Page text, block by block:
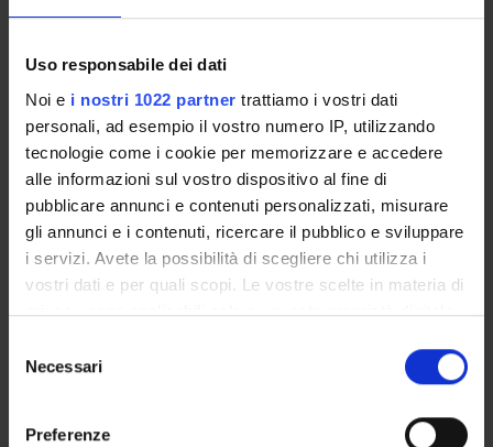
Uso responsabile dei dati
Noi e i nostri 1022 partner trattiamo i vostri dati
personali, ad esempio il vostro numero IP, utilizzando
tecnologie come i cookie per memorizzare e accedere
alle informazioni sul vostro dispositivo al fine di
pubblicare annunci e contenuti personalizzati, misurare
gli annunci e i contenuti, ricercare il pubblico e sviluppare
i servizi. Avete la possibilità di scegliere chi utilizza i
vostri dati e per quali scopi. Le vostre scelte in materia di
privacy sono applicabili solo su questa proprietà digitale
modificare o revocare il proprio consenso in qualsiasi
momento dalla Dichiarazione sui cookie o facendo clic
delNecessari
Preferenze
and your secretariat via email and also via the Univr app.
MYUNIVR
Overview
Enrolment Procedures and Admission Requirements
Degree Programme
Courses
Notices
Governing bodies